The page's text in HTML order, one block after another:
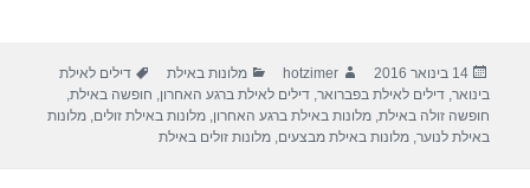
e
b
s
A
gr
a
e
פורסם
בתאריך
14 בינואר 2016 מחבר
hotzimer קטגוריות
מלונות באילת תגיות
דילים לאילת
בינואר,דילים לאילת בפברואר,דילים לאילת ברגע האחרון, חופשה באילת,
חופשה זולה באילת,מלונות באילת ברגע האחרון,מלונות באילת זולים,מלונות
באילת לנוער,מלונות באילת מבצעים,מלונות זולים באילת